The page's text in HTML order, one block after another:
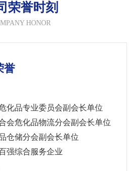
荣誉时刻
HONOR
誉
化品专业委员会副会长单位
会危化品物流分会副会长单位
仓储分会副会长单位
强综合服务企业